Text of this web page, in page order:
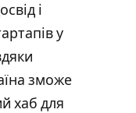
і
у
зможе
хаб для